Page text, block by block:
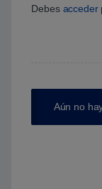
Debes acceder
Aún no